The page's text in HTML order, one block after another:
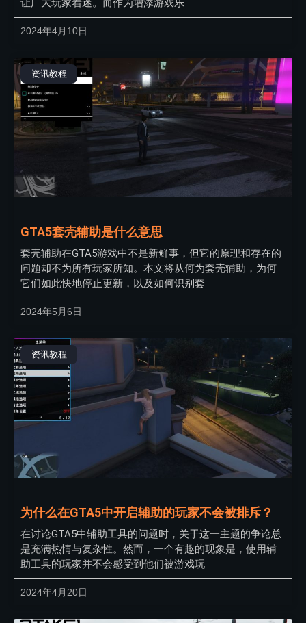
让广大玩家着迷。而作为增添游戏乐
2024年4月10日
资讯教程
GTA5套壳辅助是什么意思
套壳辅助在GTA5游戏中不是新鲜事，但它的原理和存在的
问题却不为所有玩家所知。本文将从何为套壳辅助，为何
它们如此快地停止更新，以及如何识别套
2024年5月6日
资讯教程
为什么在GTA5中开启辅助的玩家不会被排斥？
在讨论GTA5中辅助工具的问题时，关于这一主题的争论总
是充满热情与复杂性。然而，一个有趣的现象是，使用辅
助工具的玩家并不会感受到他们被游戏玩
2024年4月20日